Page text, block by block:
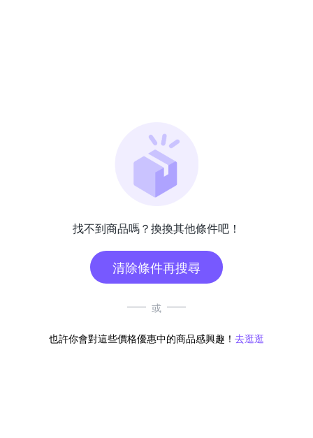
找不到商品嗎？換換其他條件吧！
清除條件再搜尋
或
也許你會對這些價格優惠中的商品感興趣！ 去逛逛